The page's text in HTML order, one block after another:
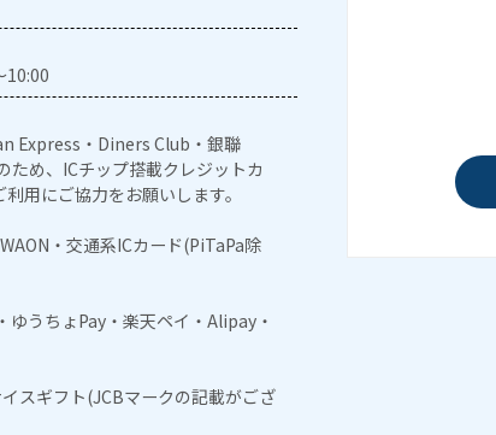
Express・Diners Club・銀聯
め、ICチップ搭載クレジットカ
用にご協力をお願いします。
・交通系ICカード(PiTaPa除
ゆうちょPay・楽天ペイ・Alipay・
スギフト(JCBマークの記載がござ